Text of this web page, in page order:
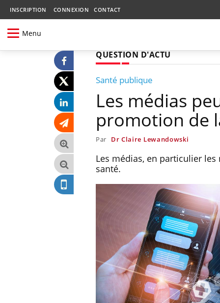
INSCRIPTION CONNEXION CONTACT
Menu
QUESTION D'ACTU
Santé publique
Les médias
promotion de
Par Dr Claire Lewandowski
Les médias, en particulier
santé.